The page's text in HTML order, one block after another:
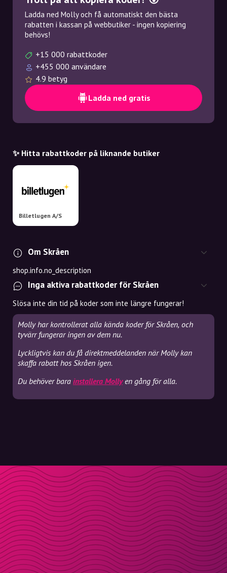
Ladda ned Molly och få automatiskt den bästa
rabatten i kassan på webbutiker - ingen kopiering
behövs!
+15 000 rabattkoder
+455 000 användare
4.9 betyg
Ladda ned gratis
✨ Hitta rabattkoder på liknande butiker
Billetlugen A/S
Om Skråen
shop.info.no_description
Inga aktiva rabattkoder för Skråen
Slösa inte din tid på koder som inte längre fungerar!
Molly har kontrollerat alla kända koder för Skråen, och
tyvärr fungerar ingen av dem nu.
Lyckligtvis kan du få direktmeddelanden när Molly kan
skaffa rabatt hos Skråen igen.
Du behöver bara installera Mollyen gång för alla.